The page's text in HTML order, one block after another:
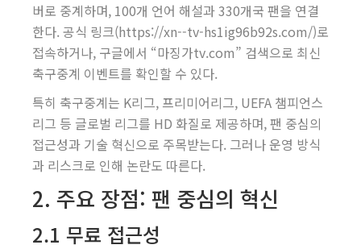
버로 중계하며, 100개 언어 해설과 330개국 팬을 연결
한다. 공식 링크(https://xn--tv-hs1ig96b92s.com/)로
접속하거나, 구글에서 “마징가tv.com” 검색으로 최신
축구중계 이벤트를 확인할 수 있다.
특히 축구중계는 K리그, 프리미어리그, UEFA 챔피언스
리그 등 글로벌 리그를 HD 화질로 제공하며, 팬 중심의
접근성과 기술 혁신으로 주목받는다. 그러나 운영 방식
과 리스크로 인해 논란도 따른다.
2. 주요 장점: 팬 중심의 혁신
2.1 무료 접근성